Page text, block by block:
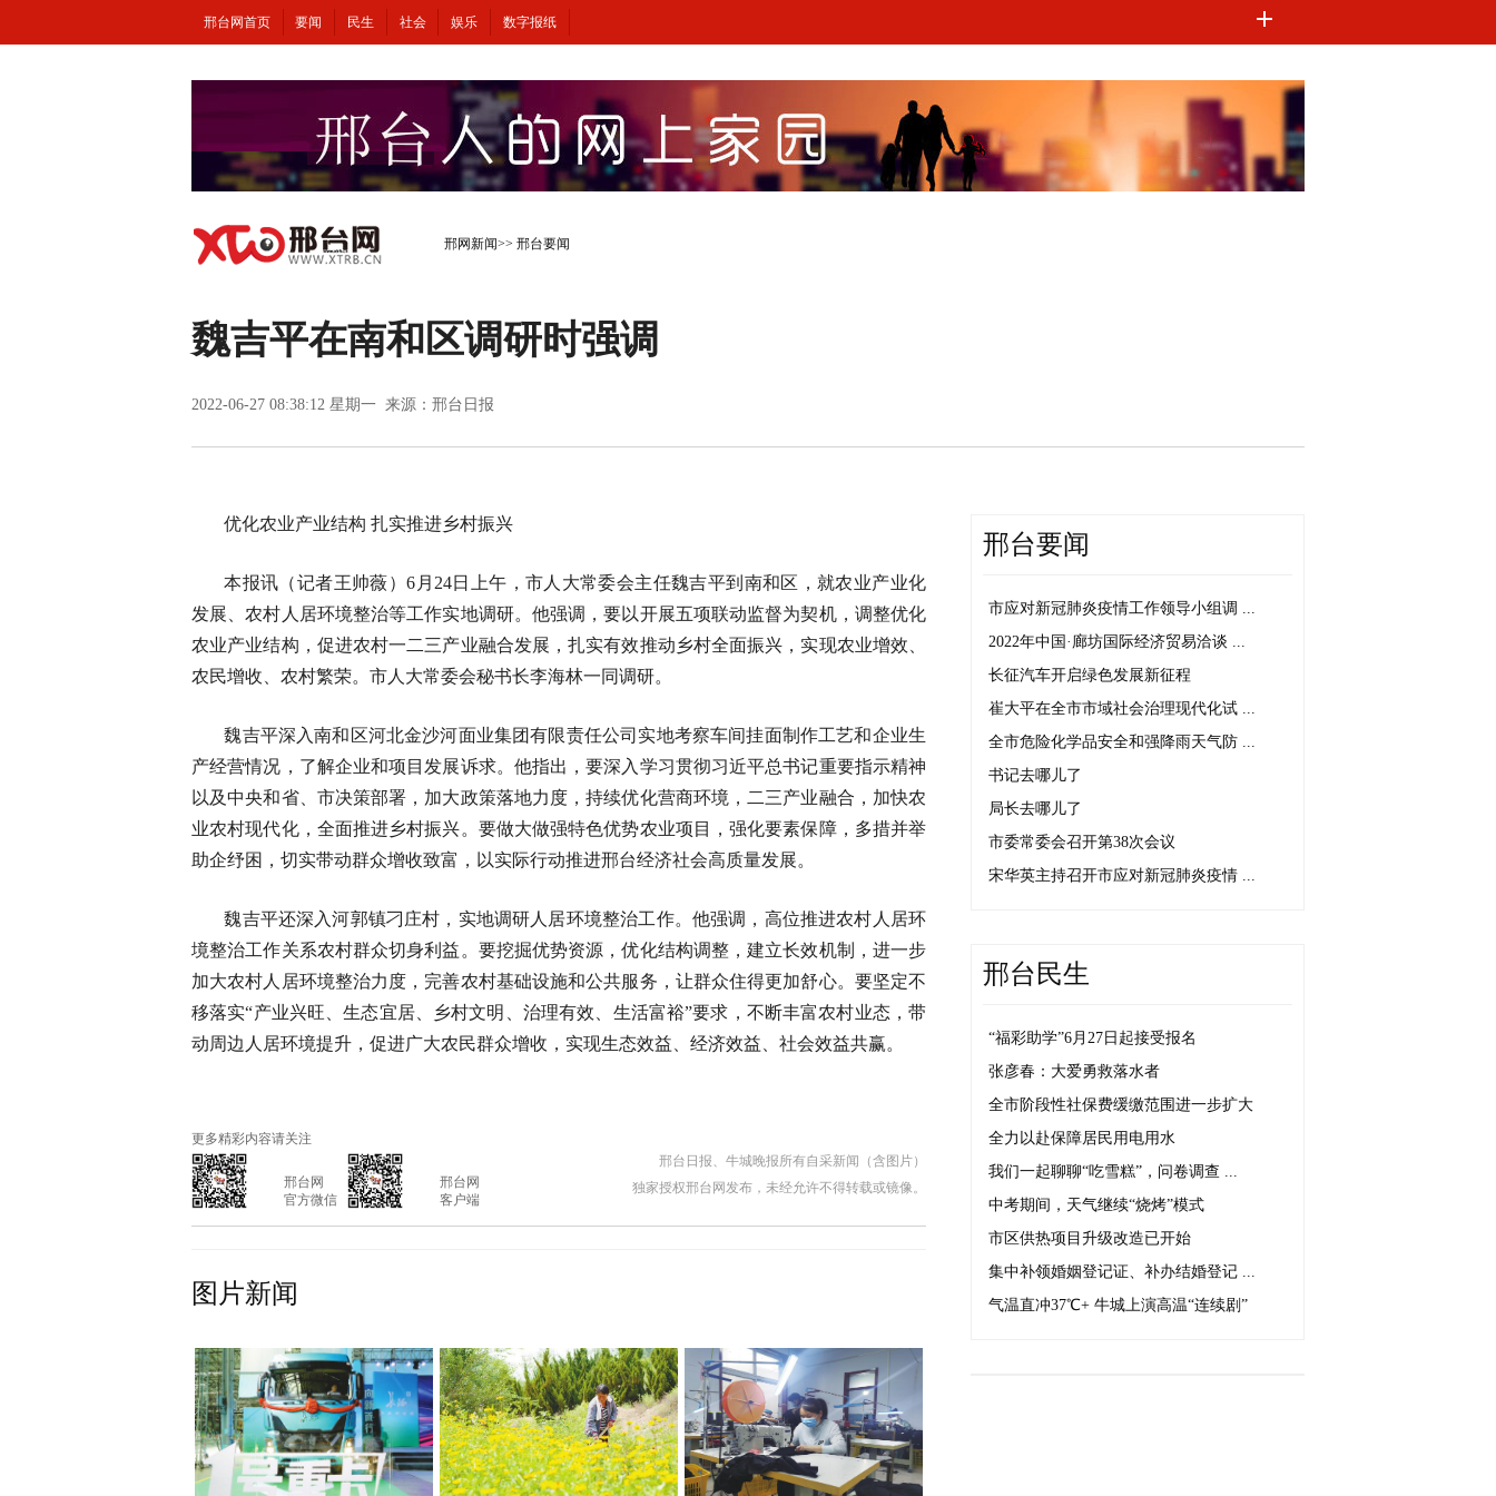
邢台网首页 要闻 民生 社会 娱乐 数字报纸
邢网新闻>> 邢台要闻
魏吉平在南和区调研时强调
2022-06-27 08:38:12 星期一 来源：邢台日报
优化农业产业结构 扎实推进乡村振兴
本报讯（记者王帅薇）6月24日上午，市人大常委会主任魏吉平到南和区，就农业产业化
发展、农村人居环境整治等工作实地调研。他强调，要以开展五项联动监督为契机，调整优化
农业产业结构，促进农村一二三产业融合发展，扎实有效推动乡村全面振兴，实现农业增效、
农民增收、农村繁荣。市人大常委会秘书长李海林一同调研。
魏吉平深入南和区河北金沙河面业集团有限责任公司实地考察车间挂面制作工艺和企业生
产经营情况，了解企业和项目发展诉求。他指出，要深入学习贯彻习近平总书记重要指示精神
以及中央和省、市决策部署，加大政策落地力度，持续优化营商环境，二三产业融合，加快农
业农村现代化，全面推进乡村振兴。要做大做强特色优势农业项目，强化要素保障，多措并举
助企纾困，切实带动群众增收致富，以实际行动推进邢台经济社会高质量发展。
魏吉平还深入河郭镇刁庄村，实地调研人居环境整治工作。他强调，高位推进农村人居环
境整治工作关系农村群众切身利益。要挖掘优势资源，优化结构调整，建立长效机制，进一步
加大农村人居环境整治力度，完善农村基础设施和公共服务，让群众住得更加舒心。要坚定不
移落实“产业兴旺、生态宜居、乡村文明、治理有效、生活富裕”要求，不断丰富农村业态，带
动周边人居环境提升，促进广大农民群众增收，实现生态效益、经济效益、社会效益共赢。
更多精彩内容请关注
			邢台网
			官方微信
			邢台网
			客户端
邢台日报、牛城晚报所有自采新闻（含图片）
独家授权邢台网发布，未经允许不得转载或镜像。
图片新闻
邢台要闻
市应对新冠肺炎疫情工作领导小组调 ...
2022年中国·廊坊国际经济贸易洽谈 ...
长征汽车开启绿色发展新征程
崔大平在全市市域社会治理现代化试 ...
全市危险化学品安全和强降雨天气防 ...
书记去哪儿了
局长去哪儿了
市委常委会召开第38次会议
宋华英主持召开市应对新冠肺炎疫情 ...
邢台民生
“福彩助学”6月27日起接受报名
张彦春：大爱勇救落水者
全市阶段性社保费缓缴范围进一步扩大
全力以赴保障居民用电用水
我们一起聊聊“吃雪糕”，问卷调查 ...
中考期间，天气继续“烧烤”模式
市区供热项目升级改造已开始
集中补领婚姻登记证、补办结婚登记 ...
气温直冲37℃+ 牛城上演高温“连续剧”